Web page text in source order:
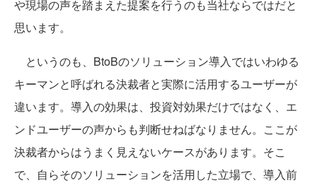
や現場の声を踏まえた提案を行うのも当社ならではだと
思います。
というのも、BtoBのソリューション導入ではいわゆる
キーマンと呼ばれる決裁者と実際に活用するユーザーが
違います。導入の効果は、投資対効果だけではなく、エ
ンドユーザーの声からも判断せねばなりません。ここが
決裁者からはうまく見えないケースがあります。そこ
で、自らそのソリューションを活用した立場で、導入前